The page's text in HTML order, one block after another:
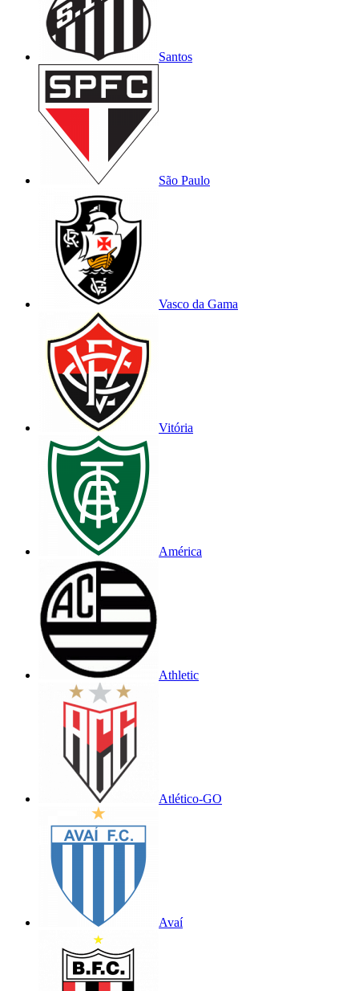
Santos
São Paulo
Vasco da Gama
Vitória
América
Athletic
Atlético-GO
Avaí